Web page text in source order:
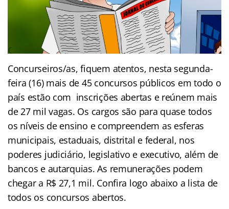
Concurseiros/as, fiquem atentos, nesta segunda-
feira (16) mais de 45 concursos públicos em todo o
país estão com inscrições abertas e reúnem mais
de 27 mil vagas. Os cargos são para quase todos
os níveis de ensino e compreendem as esferas
municipais, estaduais, distrital e federal, nos
poderes judiciário, legislativo e executivo, além de
bancos e autarquias. As remunerações podem
chegar a R$ 27,1 mil. Confira logo abaixo a lista de
todos os concursos abertos.